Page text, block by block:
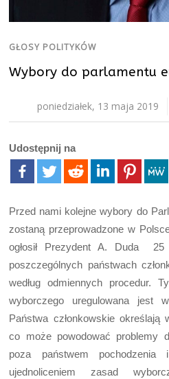
GŁOSY POLITYKÓW
Wybory do parlamentu
poniedziałek, 13 maja 2019
Udostępnij na
Przed nami kolejne wybory do
zostaną przeprowadzone w
ogłosił Prezydent A. Duda
poszczególnych państwach
według odmiennych procedur.
wyborczego uregulowana jest
Państwa członkowskie określają
co może powodować problemy
poza państwem
ujednoliceniem zasad